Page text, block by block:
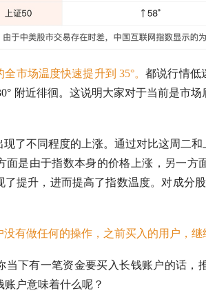
全市场温度快速提升到 35°。都说行情低
附近徘徊。这说明大家对于当前是市
了不同程度的上涨。通过对比这周二
面是由于指数本身的价格上涨，另一方
了提升，进而提高了指数温度。对成分
没有做任何的操作，之前买入的用户，继
下有一笔资金要买入长钱账户的话，
账户意味着什么呢？